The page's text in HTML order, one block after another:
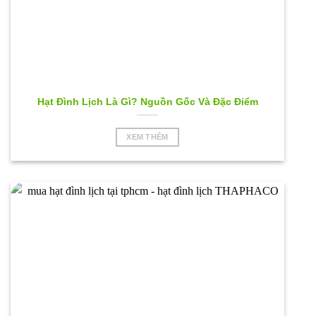
Hạt Đình Lịch Là Gì? Nguồn Gốc Và Đặc Điểm
XEM THÊM